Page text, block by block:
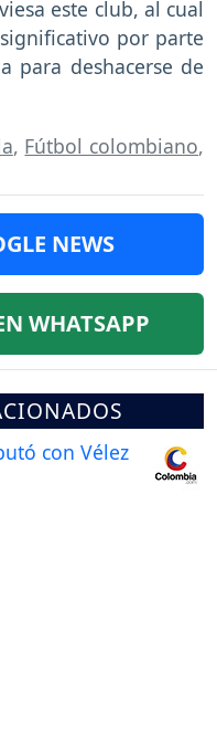
este club, al cual
por parte
para deshacerse de
, Fútbol colombiano,
NEWS
WHATSAPP